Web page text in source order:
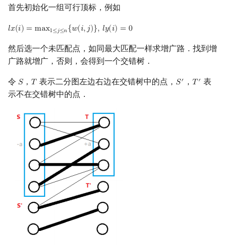
Powerful Number 筛
Min_25 筛
首先初始化一组可行顶标，例如
𝑙𝑥(𝑖) = max1≤𝑗≤𝑛{𝑤(𝑖,𝑗)}, 𝑙𝑦(𝑖) = 0
lx(i)= max1≤j≤n{w(i,j)},ly(i)= 0
然后选一个未匹配点，如同最大匹配一样求增广路．找到增
广路就增广，否则，会得到一个交错树．
令 𝑆
S，𝑇
T 表示二分图左边右边在交错树中的点， 𝑆′
S′ ， 𝑇 ′
T′ 表
示不在交错树中的点．